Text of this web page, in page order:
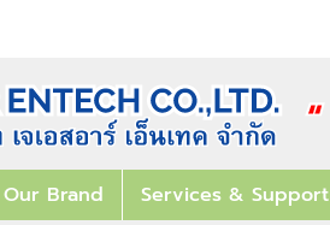
Our Brand Services & Support